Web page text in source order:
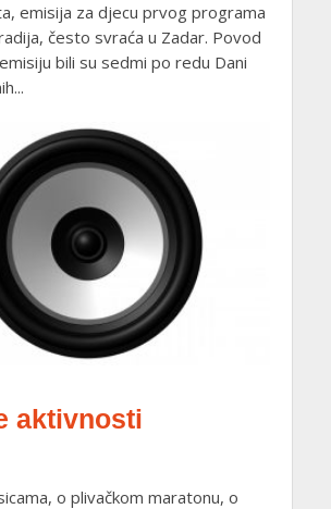
emisija za djecu prvog programa
često svraća u Zadar. Povod
bili su sedmi po redu Dani
aktivnosti
o plivačkom maratonu, o